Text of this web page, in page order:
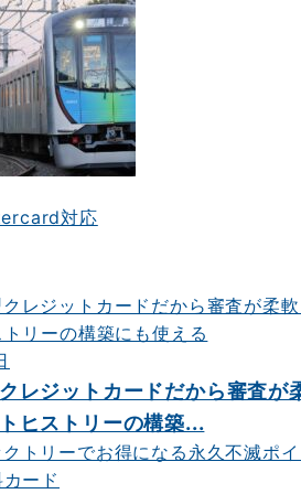
対応
レジットカードだから審査が
ヒストリーの構築...